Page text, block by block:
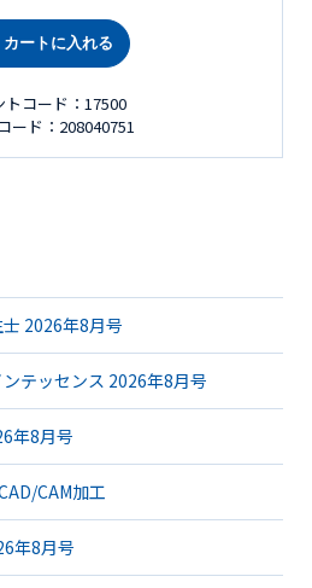
カートに入れる
トコード：17500
ード：208040751
2026年8月号
テッセンス 2026年8月号
年8月号
CAM加工
年8月号